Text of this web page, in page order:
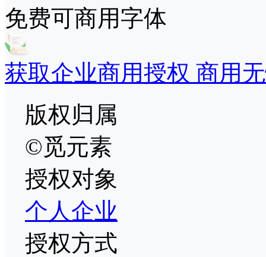
免费可商用字体
获取企业商用授权 商用
版权归属
©觅元素
授权对象
个人企业
授权方式